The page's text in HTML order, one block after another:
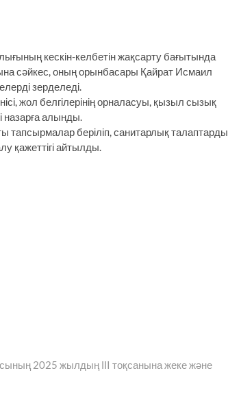
кескін-келбетін жақсарту бағытында
сәйкес, оның орынбасары Қайрат Исмаил
зерделеді.
жол белгілерінің орналасуы, қызыл сызық
назарға алынды.
тапсырмалар беріліп, санитарлық талаптарды
қажеттігі айтылды.
2025 жылдың ІІI тоқсанына жеке және